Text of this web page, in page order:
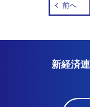
前へ
新経済